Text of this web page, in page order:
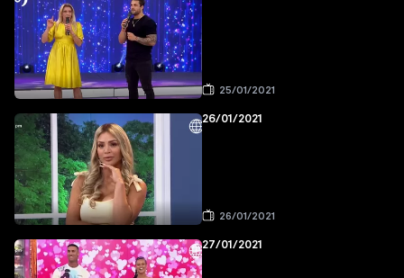
25/01/2021
26/01/2021
26/01/2021
27/01/2021